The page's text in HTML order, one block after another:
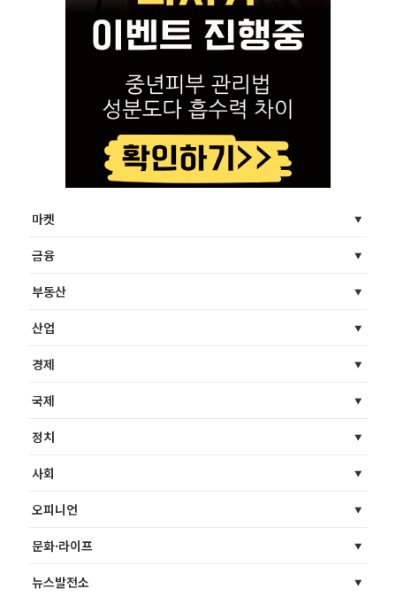
마켓
금융
부동산
산업
경제
국제
정치
사회
오피니언
문화·라이프
뉴스발전소